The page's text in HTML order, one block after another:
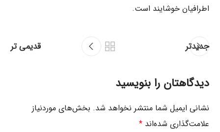
اطرافیان خوشایند است.
جدیدتر قدیمی تر
دیدگاهتان را بنویسید
نشانی ایمیل شما منتشر نخواهد شد. بخش‌های موردنیاز
علامت‌گذاری شده‌اند*